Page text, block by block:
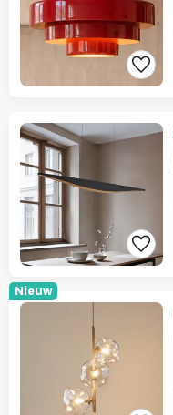
Nieuw